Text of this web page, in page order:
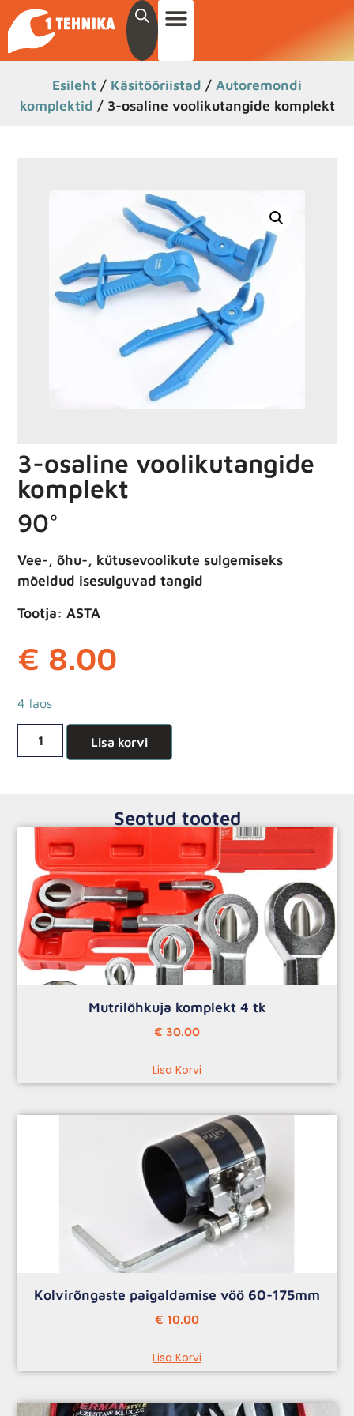
Esileht / Käsitööriistad / Autoremondi
komplektid / 3-osaline voolikutangide komplekt
3-osaline voolikutangide
komplekt
90°
Vee-, õhu-, kütusevoolikute sulgemiseks
mõeldud isesulguvad tangid
Tootja: ASTA
€ 8.00
4 laos
Lisa korvi
Seotud tooted
Mutrilõhkuja komplekt 4 tk
€ 30.00
Lisa Korvi
Kolvirõngaste paigaldamise vöö 60-175mm
€ 10.00
Lisa Korvi